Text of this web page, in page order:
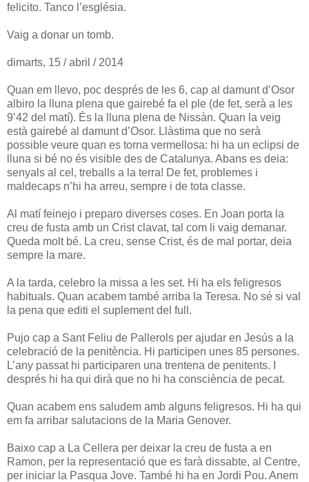
felicito. Tanco l’església.
Vaig a donar un tomb.
dimarts, 15 / abril / 2014
Quan em llevo, poc després de les 6, cap al damunt d’Osor
albiro la lluna plena que gairebé fa el ple (de fet, serà a les
9’42 del matí). És la lluna plena de Nissàn. Quan la veig
està gairebé al damunt d’Osor. Llàstima que no serà
possible veure quan es torna vermellosa: hi ha un eclipsi de
lluna si bé no és visible des de Catalunya. Abans es deia:
senyals al cel, treballs a la terra! De fet, problemes i
maldecaps n’hi ha arreu, sempre i de tota classe.
Al matí feinejo i preparo diverses coses. En Joan porta la
creu de fusta amb un Crist clavat, tal com li vaig demanar.
Queda molt bé. La creu, sense Crist, és de mal portar, deia
sempre la mare.
A la tarda, celebro la missa a les set. Hi ha els feligresos
habituals. Quan acabem també arriba la Teresa. No sé si val
la pena que editi el suplement del full.
Pujo cap a Sant Feliu de Pallerols per ajudar en Jesús a la
celebració de la penitència. Hi participen unes 85 persones.
L’any passat hi participaren una trentena de penitents. I
després hi ha qui dirà que no hi ha consciència de pecat.
Quan acabem ens saludem amb alguns feligresos. Hi ha qui
em fa arribar salutacions de la Maria Genover.
Baixo cap a La Cellera per deixar la creu de fusta a en
Ramon, per la representació que es farà dissabte, al Centre,
per iniciar la Pasqua Jove. També hi ha en Jordi Pou. Anem